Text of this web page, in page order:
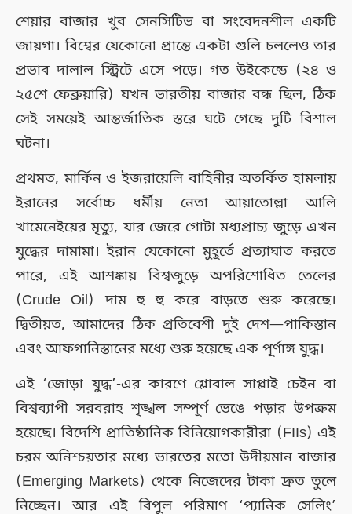
শেয়ার বাজার খুব সেনসিটিভ বা সংবেদনশীল একটি
জায়গা। বিশ্বের যেকোনো প্রান্তে একটা গুলি চললেও তার
প্রভাব দালাল স্ট্রিটে এসে পড়ে। গত উইকেন্ডে (২৪ ও
২৫শে ফেব্রুয়ারি) যখন ভারতীয় বাজার বন্ধ ছিল, ঠিক
সেই সময়েই আন্তর্জাতিক স্তরে ঘটে গেছে দুটি বিশাল
ঘটনা।
প্রথমত, মার্কিন ও ইজরায়েলি বাহিনীর অতর্কিত হামলায়
ইরানের সর্বোচ্চ ধর্মীয় নেতা আয়াতোল্লা আলি
খামেনেইয়ের মৃত্যু, যার জেরে গোটা মধ্যপ্রাচ্য জুড়ে এখন
যুদ্ধের দামামা। ইরান যেকোনো মুহূর্তে প্রত্যাঘাত করতে
পারে, এই আশঙ্কায় বিশ্বজুড়ে অপরিশোধিত তেলের
(Crude Oil) দাম হু হু করে বাড়তে শুরু করেছে।
দ্বিতীয়ত, আমাদের ঠিক প্রতিবেশী দুই দেশ—পাকিস্তান
এবং আফগানিস্তানের মধ্যে শুরু হয়েছে এক পূর্ণাঙ্গ যুদ্ধ।
এই ‘জোড়া যুদ্ধ’-এর কারণে গ্লোবাল সাপ্লাই চেইন বা
বিশ্বব্যাপী সরবরাহ শৃঙ্খল সম্পূর্ণ ভেঙে পড়ার উপক্রম
হয়েছে। বিদেশি প্রাতিষ্ঠানিক বিনিয়োগকারীরা (FIIs) এই
চরম অনিশ্চয়তার মধ্যে ভারতের মতো উদীয়মান বাজার
(Emerging Markets) থেকে নিজেদের টাকা দ্রুত তুলে
নিচ্ছেন। আর এই বিপুল পরিমাণ ‘প্যানিক সেলিং’